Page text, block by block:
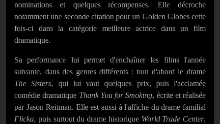
nominations et quelques récompenses. Elle décroche
notamment une seconde citation pour un Golden Globes cette
fois-ci dans la catégorie meilleure actrice dans un film
dramatique.
Sa performance lui permet d'enchaîner les films l'année
suivante, dans des genres différents : tout d'abord le drame
The Sisters, qui lui vaut quelques prix, puis l'acclamée
comédie dramatique Thank You for Smoking, écrite et réalisée
par Jason Reitman. Elle est aussi à l'affiche du drame familial
Flicka, puis surtout du drame historique World Trade Center,